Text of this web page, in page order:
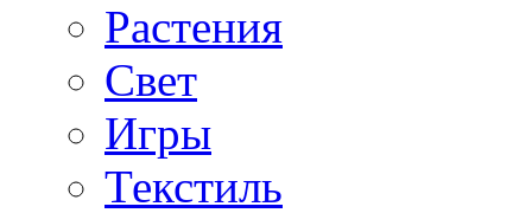
Растения
Свет
Игры
Текстиль